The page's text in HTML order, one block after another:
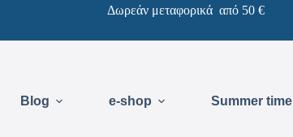
Δωρεάν μεταφορικά από 50 €
Blog e-shop Summer time